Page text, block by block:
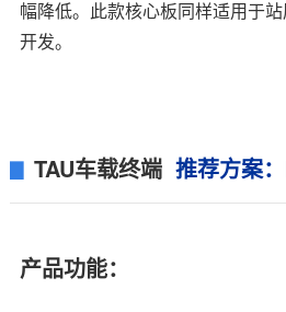
幅降低。此款核心板同样适用于
开发。
▊ TAU车载终端 推荐方案：
产品功能：